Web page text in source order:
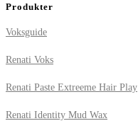
Produkter
Voksguide
Renati Voks
Renati Paste Extreeme Hair Play
Renati Identity Mud Wax